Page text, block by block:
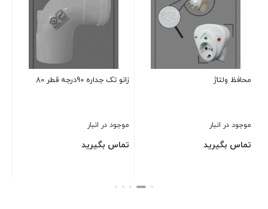
محافظ ولتاژ
موجود در انبار
تماس بگیرید
زانو تک جداره 90درجه قطر 80
موجود در انبار
تماس بگیرید
بستن